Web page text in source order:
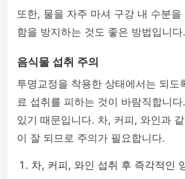
또한, 물을 자주 마셔 구강 내 수분을
함을 방지하는 것도 좋은 방법입니다.
음식물 섭취 주의
투명교정을 착용한 상태에서는 되도
료 섭취를 피하는 것이 바람직합니다.
있기 때문입니다. 차, 커피, 와인과
이 잘 되므로 주의가 필요합니다.
차, 커피, 와인 섭취 후 즉각적인